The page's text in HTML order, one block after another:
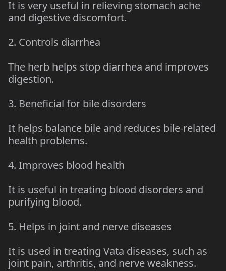
It is very useful in relieving stomach ache
and digestive discomfort.
2. Controls diarrhea
The herb helps stop diarrhea and improves
digestion.
3. Beneficial for bile disorders
It helps balance bile and reduces bile-related
health problems.
4. Improves blood health
It is useful in treating blood disorders and
purifying blood.
5. Helps in joint and nerve diseases
It is used in treating Vata diseases, such as
joint pain, arthritis, and nerve weakness.